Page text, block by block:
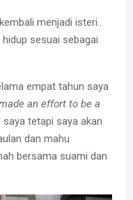
menjadi isteri..
hidup sesuai sebagai
empat tahun saya
an effort to be a
saya tetapi saya akan
dan mahu
bersama suami dan